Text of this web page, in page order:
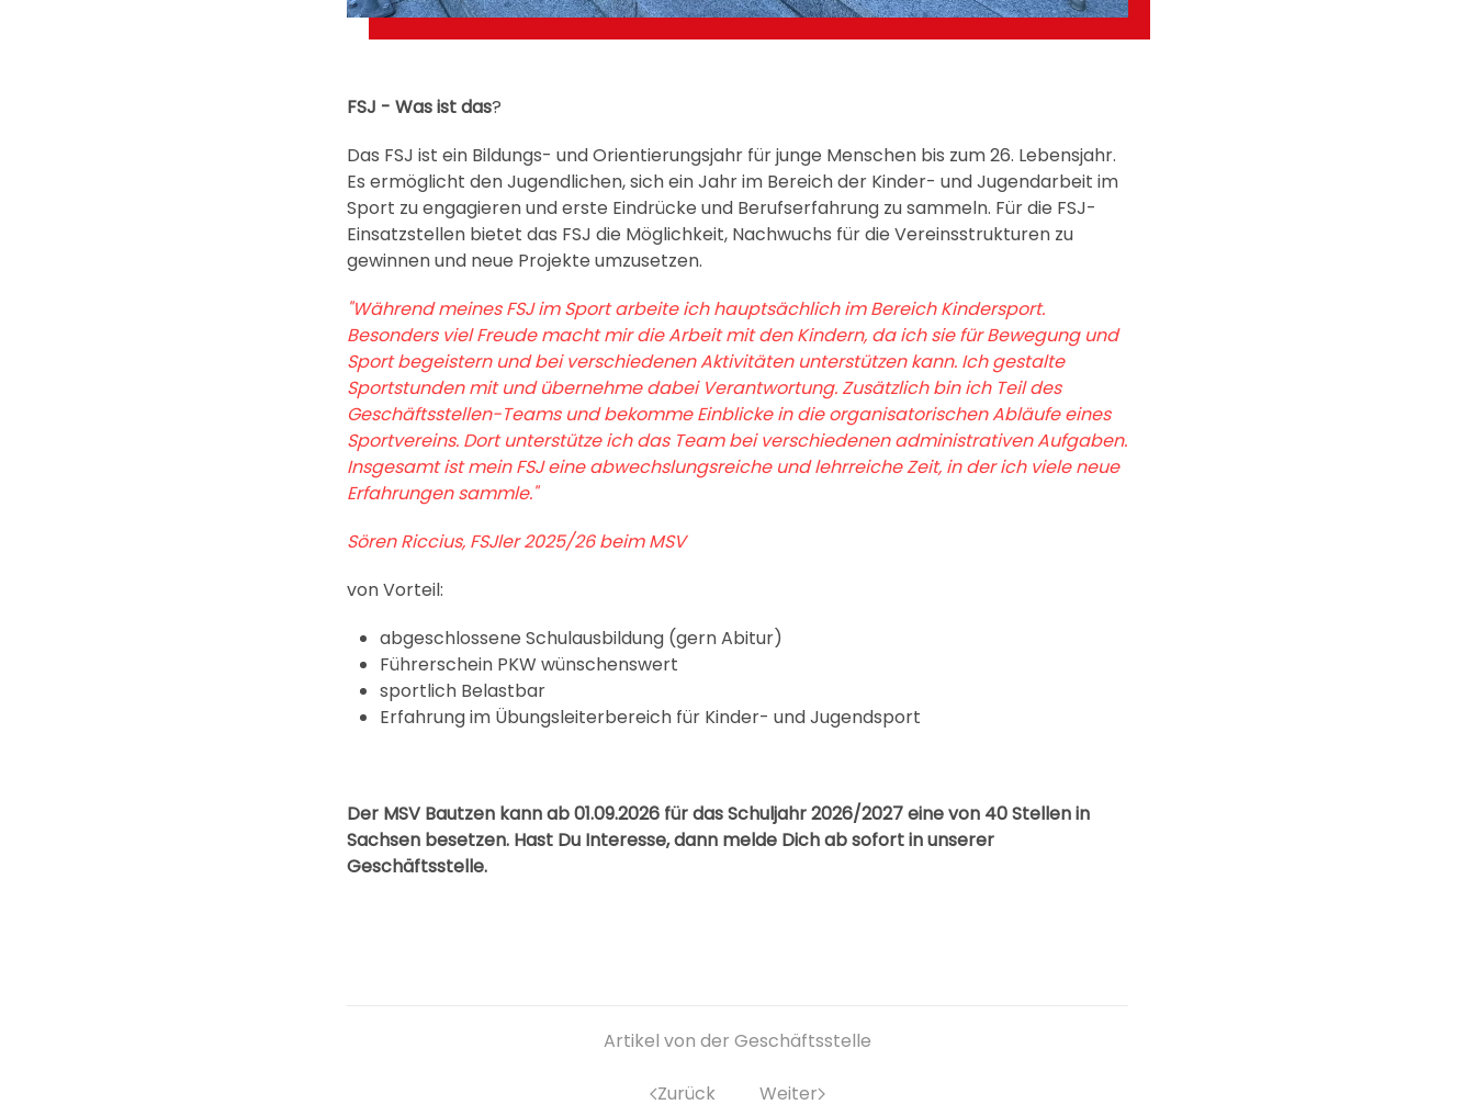
FSJ - Was ist das?
Das FSJ ist ein Bildungs- und Orientierungsjahr für junge Menschen bis zum 26. Lebensjahr.
Es ermöglicht den Jugendlichen, sich ein Jahr im Bereich der Kinder- und Jugendarbeit im
Sport zu engagieren und erste Eindrücke und Berufserfahrung zu sammeln. Für die FSJ-
Einsatzstellen bietet das FSJ die Möglichkeit, Nachwuchs für die Vereinsstrukturen zu
gewinnen und neue Projekte umzusetzen.
"Während meines FSJ im Sport arbeite ich hauptsächlich im Bereich Kindersport.
Besonders viel Freude macht mir die Arbeit mit den Kindern, da ich sie für Bewegung und
Sport begeistern und bei verschiedenen Aktivitäten unterstützen kann. Ich gestalte
Sportstunden mit und übernehme dabei Verantwortung. Zusätzlich bin ich Teil des
Geschäftsstellen-Teams und bekomme Einblicke in die organisatorischen Abläufe eines
Sportvereins. Dort unterstütze ich das Team bei verschiedenen administrativen Aufgaben.
Insgesamt ist mein FSJ eine abwechslungsreiche und lehrreiche Zeit, in der ich viele neue
Erfahrungen sammle."
Sören Riccius, FSJler 2025/26 beim MSV
von Vorteil:
abgeschlossene Schulausbildung (gern Abitur)
Führerschein PKW wünschenswert
sportlich Belastbar
Erfahrung im Übungsleiterbereich für Kinder- und Jugendsport
Der MSV Bautzen kann ab 01.09.2026 für das Schuljahr 2026/2027 eine von 40 Stellen in
Sachsen besetzen. Hast Du Interesse, dann melde Dich ab sofort in unserer
Geschäftsstelle.
Artikel von der Geschäftsstelle
Zurück Weiter